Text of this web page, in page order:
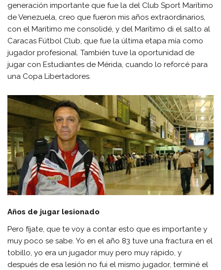
generación importante que fue la del Club Sport Marítimo
de Venezuela, creo que fueron mis años extraordinarios,
con el Marítimo me consolidé, y del Marítimo di el salto al
Caracas Fútbol Club, que fue la última etapa mía como
jugador profesional. También tuve la oportunidad de
jugar con Estudiantes de Mérida, cuando lo reforcé para
una Copa Libertadores.
Años de jugar lesionado
Pero fíjate, que te voy a contar esto que es importante y
muy poco se sabe. Yo en el año 83 tuve una fractura en el
tobillo, yo era un jugador muy pero muy rápido, y
después de esa lesión no fui el mismo jugador, terminé el